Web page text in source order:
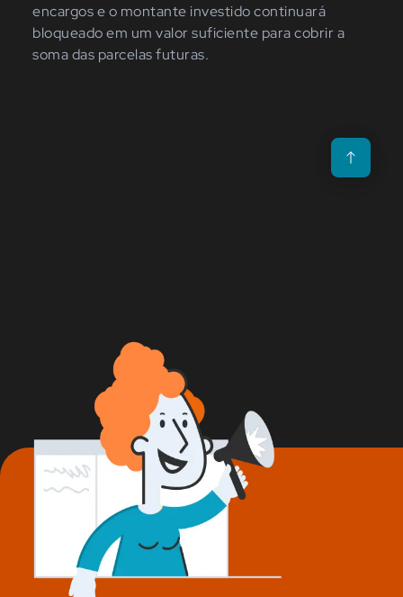
encargos e o montante investido continuará
bloqueado em um valor suficiente para cobrir a
soma das parcelas futuras.
Voltar para o